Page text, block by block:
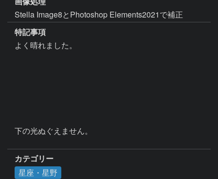
Stella Image8とPhotoshop Elements2021で補正
特記事項
よく晴れました。
下の光ぬぐえません。
カテゴリー
星座・星野